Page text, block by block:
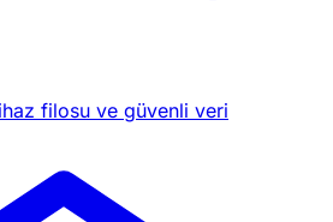
filosu ve güvenli veri